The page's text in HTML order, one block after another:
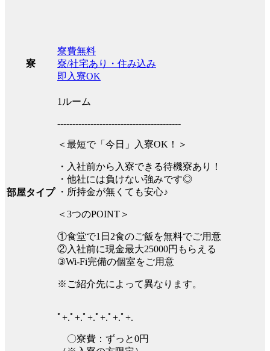
寮
寮費無料
寮/社宅あり・住み込み
即入寮OK
部屋タイプ
1ルーム
-----------------------------------------
＜最短で「今日」入寮OK！＞
・入社前から入寮できる待機寮あり！
・他社には負けない強みです◎
・所持金が無くても安心♪
＜3つのPOINT＞
①食堂で1日2食のご飯を無料でご用意
②入社前に現金最大25000円もらえる
③Wi-Fi完備の個室をご用意
※ご紹介先によって異なります。
ﾟ+.ﾟ+.ﾟ+.ﾟ+.ﾟ+.ﾟ+.
〇寮費：ずっと0円